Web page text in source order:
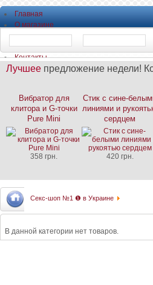
Главная
О магазине
О продукции
Частые вопросы
Контакты
Моя корзина
Лучшее предложение недели!
Вибратор для
клитора и G-точки
Pure Mini
358 грн.
Стик с сине-
линиями и
сердцем
420 грн.
Секс-шоп №1 ❶ в Украине
В данной категории нет товаров.